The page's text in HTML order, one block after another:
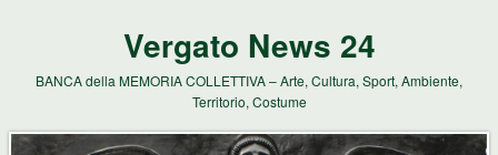
Vergato News 24
BANCA della MEMORIA COLLETTIVA – Arte, Cultura, Sport, Ambiente,
Territorio, Costume